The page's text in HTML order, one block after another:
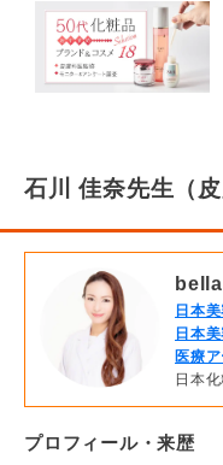
石川 佳奈先生（
日本
日本
医療
日本
プロフィール・来歴